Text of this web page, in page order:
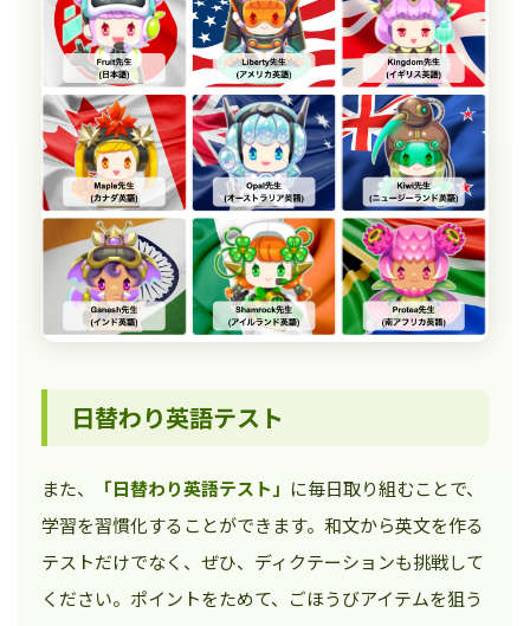
日替わり英語テスト
また、 「日替わり英語テスト」 に毎日取り組むことで、
学習を習慣化することができます。和文から英文を作る
テストだけでなく、ぜひ、ディクテーションも挑戦して
ください。ポイントをためて、ごほうびアイテムを狙う